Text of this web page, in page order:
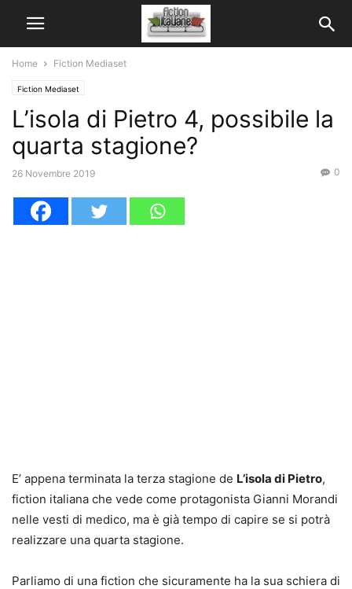
Home Fiction Mediaset
Fiction Mediaset
L’isola di Pietro 4, possibile la
quarta stagione?
26 Novembre 2019 0
E’ appena terminata la terza stagione de L’isola di Pietro,
fiction italiana che vede come protagonista Gianni Morandi
nelle vesti di medico, ma è già tempo di capire se si potrà
realizzare una quarta stagione.
Parliamo di una fiction che sicuramente ha la sua schiera di